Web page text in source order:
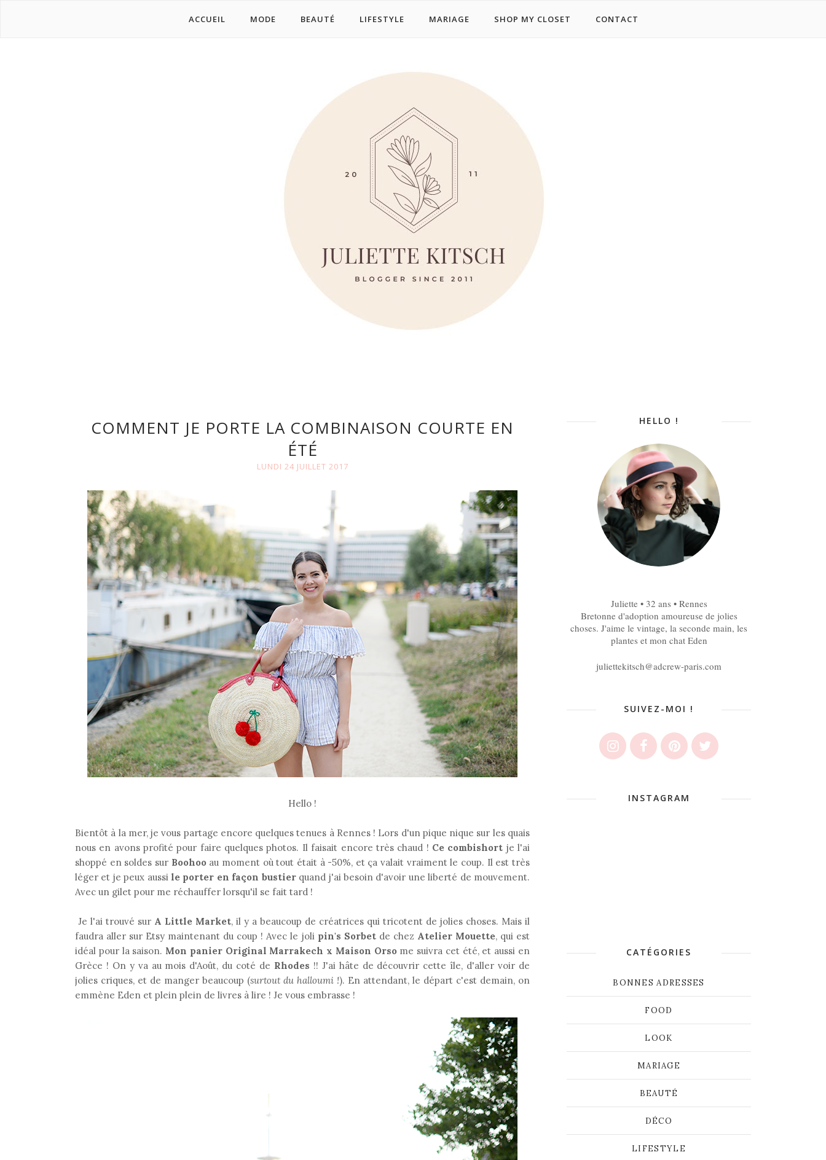
ACCUEIL MODE BEAUTÉ LIFESTYLE MARIAGE SHOP MY CLOSET CONTACT
COMMENT JE PORTE LA COMBINAISON COURTE EN
ÉTÉ
LUNDI 24 JUILLET 2017
Hello !
Bientôt à la mer, je vous partage encore quelques tenues à Rennes ! Lors d'un pique nique sur les quais
nous en avons profité pour faire quelques photos. Il faisait encore très chaud ! Ce combishort je l'ai
shoppé en soldes surBoohooau moment où tout était à -50%, et ça valait vraiment le coup. Il est très
léger et je peux aussi le porter en façon bustierquand j'ai besoin d'avoir une liberté de mouvement.
Avec un gilet pour me réchauffer lorsqu'il se fait tard !
Je l'ai trouvé sur A Little Market, il y a beaucoup de créatrices qui tricotent de jolies choses. Mais il
faudra aller sur Etsy maintenant du coup ! Avec le joli pin's Sorbetde chez Atelier Mouette, qui est
idéal pour la saison. Mon panier Original Marrakech x Maison Orsome suivra cet été, et aussi en
Grèce ! On y va au mois d'Août, du coté de Rhodes !! J'ai hâte de découvrir cette île, d'aller voir de
jolies criques, et de manger beaucoup (surtout du halloumi !). En attendant, le départ c'est demain, on
emmène Eden et plein plein de livres à lire ! Je vous embrasse !
HELLO !
Juliette • 32 ans • Rennes
Bretonne d'adoption amoureuse de jolies
choses. J'aime le vintage, la seconde main, les
plantes et mon chat Eden
juliettekitsch@adcrew-paris.com
SUIVEZ-MOI !
INSTAGRAM
CATÉGORIES
BONNES ADRESSES
FOOD
LOOK
MARIAGE
BEAUTÉ
DÉCO
LIFESTYLE